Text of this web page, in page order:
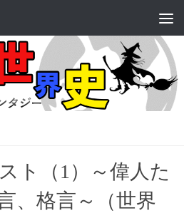
ト（1）～偉人た
、格言～（世界